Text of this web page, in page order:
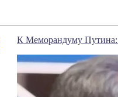
К Меморандуму Путина: